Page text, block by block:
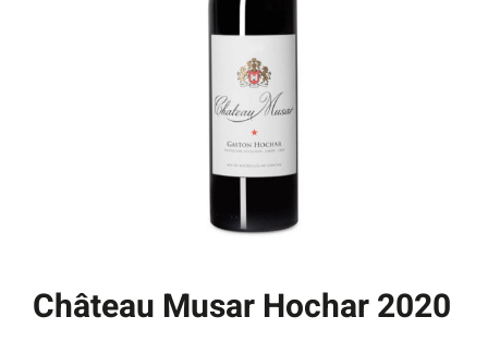
Château Musar Hochar 2020